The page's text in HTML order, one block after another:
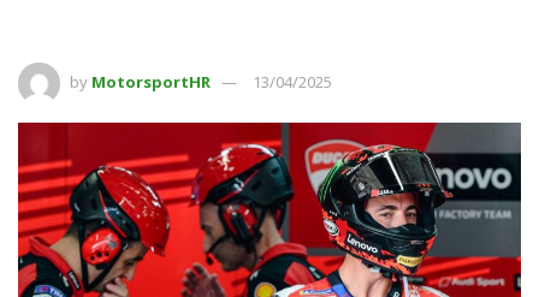
by MotorsportHR 13/04/2025